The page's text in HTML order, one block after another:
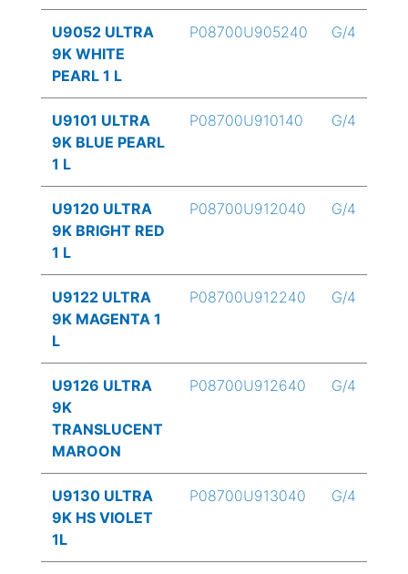
U9052 ULTRA
9K WHITE
PEARL 1 L
P08700U905240 G/4
U9101 ULTRA
9K BLUE PEARL
1 L
P08700U910140 G/4
U9120 ULTRA
9K BRIGHT RED
1 L
P08700U912040 G/4
U9122 ULTRA
9K MAGENTA 1
L
P08700U912240 G/4
U9126 ULTRA
9K
TRANSLUCENT
MAROON
P08700U912640 G/4
U9130 ULTRA
9K HS VIOLET
1L
P08700U913040 G/4